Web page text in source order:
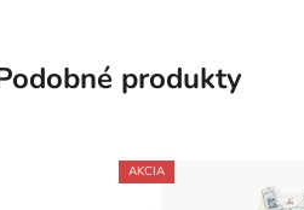
produkty
AKCIA